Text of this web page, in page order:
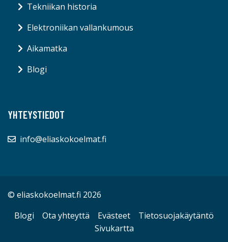
Tekniikan historia
Elektroniikan vallankumous
Aikamatka
Blogi
YHTEYSTIEDOT
info@eliaskokoelmat.fi
© eliaskokoelmat.fi 2026
Blogi
Ota yhteyttä Evästeet
Tietosuojakäytäntö
Sivukartta